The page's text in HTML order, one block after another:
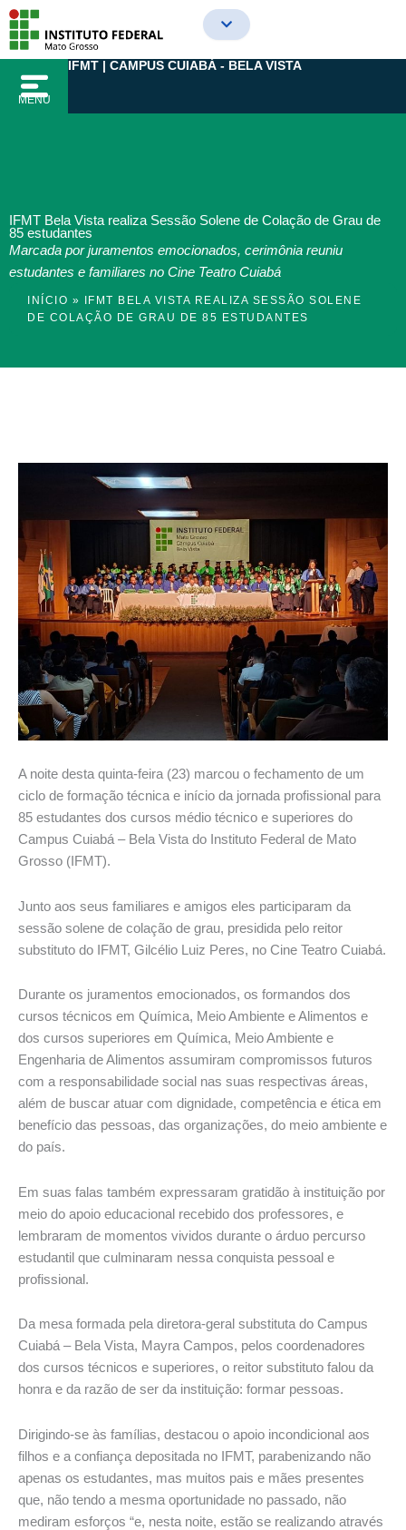
para
conteúdo
MENU
IFMT | CAMPUS CUIABÁ - BELA VISTA
IFMT Bela Vista realiza Sessão Solene de Colação de Grau de
85 estudantes
Marcada por juramentos emocionados, cerimônia reuniu
estudantes e familiares no Cine Teatro Cuiabá
INÍCIO » IFMT BELA VISTA REALIZA SESSÃO SOLENE
DE COLAÇÃO DE GRAU DE 85 ESTUDANTES
A noite desta quinta-feira (23) marcou o fechamento de um
ciclo de formação técnica e início da jornada profissional para
85 estudantes dos cursos médio técnico e superiores do
Campus Cuiabá – Bela Vista do Instituto Federal de Mato
Grosso (IFMT).
Junto aos seus familiares e amigos eles participaram da
sessão solene de colação de grau, presidida pelo reitor
substituto do IFMT, Gilcélio Luiz Peres, no Cine Teatro Cuiabá.
Durante os juramentos emocionados, os formandos dos
cursos técnicos em Química, Meio Ambiente e Alimentos e
dos cursos superiores em Química, Meio Ambiente e
Engenharia de Alimentos assumiram compromissos futuros
com a responsabilidade social nas suas respectivas áreas,
além de buscar atuar com dignidade, competência e ética em
benefício das pessoas, das organizações, do meio ambiente e
do país.
Em suas falas também expressaram gratidão à instituição por
meio do apoio educacional recebido dos professores, e
lembraram de momentos vividos durante o árduo percurso
estudantil que culminaram nessa conquista pessoal e
profissional.
Da mesa formada pela diretora-geral substituta do Campus
Cuiabá – Bela Vista, Mayra Campos, pelos coordenadores
dos cursos técnicos e superiores, o reitor substituto falou da
honra e da razão de ser da instituição: formar pessoas.
Dirigindo-se às famílias, destacou o apoio incondicional aos
filhos e a confiança depositada no IFMT, parabenizando não
apenas os estudantes, mas muitos pais e mães presentes
que, não tendo a mesma oportunidade no passado, não
mediram esforços “e, nesta noite, estão se realizando através